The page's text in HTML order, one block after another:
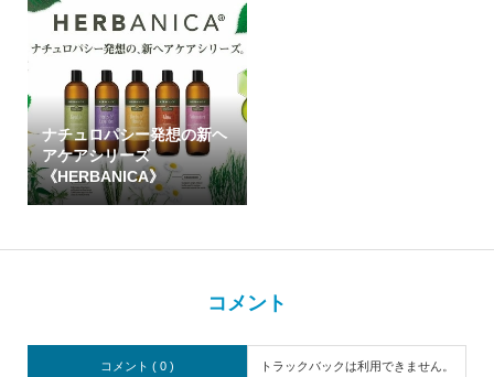
ナチュロパシー発想の新ヘ
アケアシリーズ
《HERBANICA》
コメント
コメント ( 0 ) トラックバックは利用できません。